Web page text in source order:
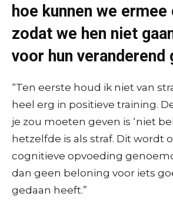
hoe kunnen we ermee
zodat we hen niet
voor hun veranderend
“Ten eerste houd ik niet van
heel erg in positieve training.
je zou moeten geven is ‘niet
hetzelfde is als straf. Dit wordt
cognitieve opvoeding
dan geen beloning voor iets
gedaan heeft.”